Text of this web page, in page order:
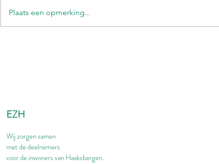
Plaats een opmerking...
EZH
Wij zorgen samen
met de deelnemers
voor de inwoners van Haaksbergen.